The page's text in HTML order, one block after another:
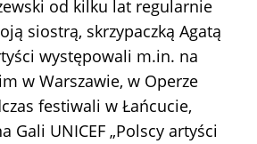
od kilku lat regularnie
siostrą, skrzypaczką Agatą
występowali m.in. na
w Warszawie, w Operze
festiwali w Łańcucie,
Gali UNICEF „Polscy artyści